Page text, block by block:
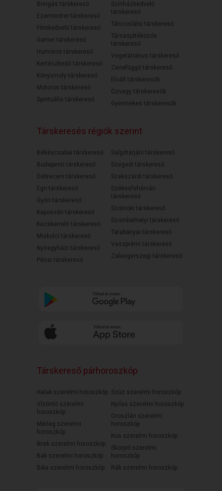
Bringás társkereső
Ezermester társkereső
Filmkedvelő társkereső
Gamer társkereső
Humoros társkereső
Kertészkedő társkereső
Könyvmoly társkereső
Motoros társkereső
Spirituális társkereső
Színházkedvelő
társkereső
Táncoslábú társkereső
Társasjátékozós
társkereső
Vegetáriánus társkereső
Zenefüggő társkereső
Elvált társkeresők
Özvegy társkeresők
Gyermekes társkeresők
Társkeresés régiók szerint
Békéscsabai társkereső
Budapesti társkereső
Debreceni társkereső
Egri társkereső
Győri társkereső
Kaposvári társkereső
Kecskeméti társkereső
Miskolci társkereső
Nyíregyházi társkereső
Pécsi társkereső
Salgótarjáni társkereső
Szegedi társkereső
Szekszárdi társkereső
Székesfehérvári
társkereső
Szolnoki társkereső
Szombathelyi társkereső
Tatabányai társkereső
Veszprémi társkereső
Zalaegerszegi társkereső
Társkereső párhoroszkóp
Halak szerelmi horoszkóp
Vízöntő szerelmi
horoszkóp
Mérleg szerelmi
horoszkóp
Ikrek szerelmi horoszkóp
Bak szerelmi horoszkóp
Bika szerelmi horoszkóp
Szűz szerelmi horoszkóp
Nyilas szerelmi horoszkóp
Oroszlán szerelmi
horoszkóp
Kos szerelmi horoszkóp
Skorpió szerelmi
horoszkóp
Rák szerelmi horoszkóp